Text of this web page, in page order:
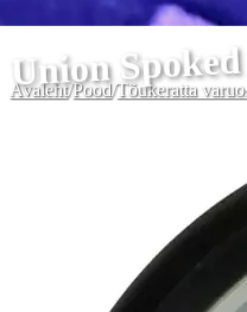
Union
Avaleht/Pood/Tõukeratta